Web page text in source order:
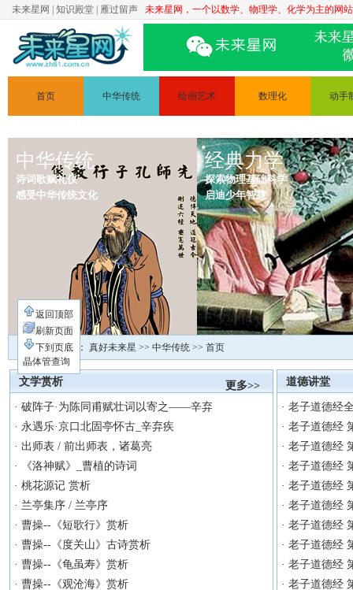
未来星网 知识殿堂 雁过留声 未来星网，一个以数学、物理学、化学为主的网
首页 中华传统
道德讲堂
绘画艺术
人体素描
静物素描
绘画原理
数理化
物理
化学
电路
动手
手工
变废
中华传统
诗词歌赋礼仪
感受中华传统文化
经典力学
探索物理基础科学
启迪少年智慧
您现在的位置： 真好未来星 >> 中华传统 >> 首页
更多>>
文学赏析
· 破阵子·为陈同甫赋壮词以寄之——辛弃
· 永遇乐·京口北固亭怀古_辛弃疾
· 出师表 / 前出师表，诸葛亮
·
《洛神赋》_曹植的诗词
· 桃花源记 赏析
· 兰亭集序 / 兰亭序
· 曹操--《短歌行》赏析
· 曹操--《度关山》古诗赏析
· 曹操--《龟虽寿》赏析
· 曹操--《观沧海》赏析
道德讲堂
· 老子道德经
· 老子道德经
· 老子道德经
· 老子道德经
· 老子道德经
· 老子道德经
· 老子道德经
· 老子道德经
· 老子道德经
· 老子道德经
返回顶部
刷新页面
下到页底
晶体管查询